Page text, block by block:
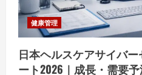
健康管理
日本ヘルスケアサイバ
ート2026｜成長・需要